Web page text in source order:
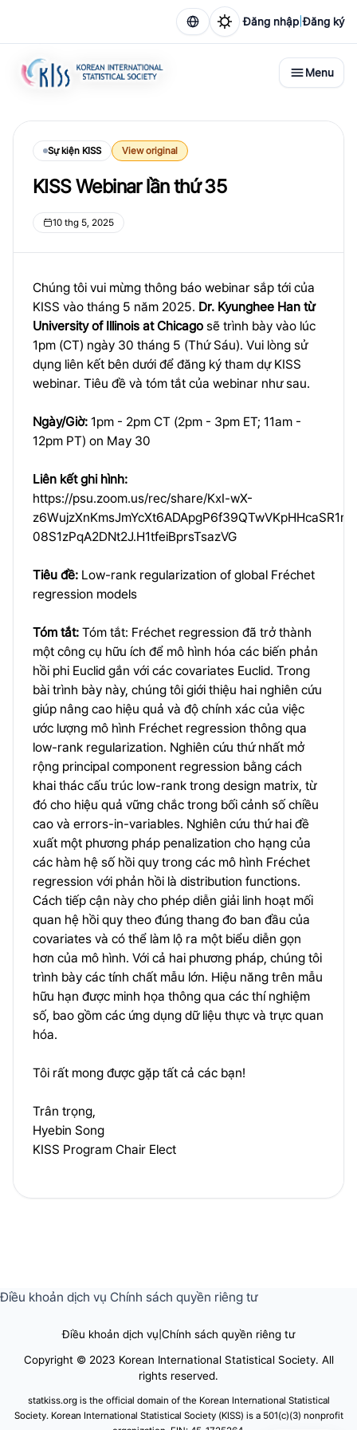
Đăng nhập |Đăng ký
Menu
Sự kiện KISS View original
KISS Webinar lần thứ 35
10 thg 5, 2025
Chúng tôi vui mừng thông báo webinar sắp tới của
KISS vào tháng 5 năm 2025. Dr. Kyunghee Han từ
University of Illinois at Chicago sẽ trình bày vào lúc
1pm (CT) ngày 30 tháng 5 (Thứ Sáu). Vui lòng sử
dụng liên kết bên dưới để đăng ký tham dự KISS
webinar. Tiêu đề và tóm tắt của webinar như sau.
Ngày/Giờ: 1pm - 2pm CT (2pm - 3pm ET; 11am -
12pm PT) on May 30
Liên kết ghi hình:
https://psu.zoom.us/rec/share/KxI-wX-
z6WujzXnKmsJmYcXt6ADApgP6f39QTwVKpHHcaSR1m-
08S1zPqA2DNt2J.H1tfeiBprsTsazVG
Tiêu đề: Low-rank regularization of global Fréchet
regression models
Tóm tắt: Tóm tắt: Fréchet regression đã trở thành
một công cụ hữu ích để mô hình hóa các biến phản
hồi phi Euclid gắn với các covariates Euclid. Trong
bài trình bày này, chúng tôi giới thiệu hai nghiên cứu
giúp nâng cao hiệu quả và độ chính xác của việc
ước lượng mô hình Fréchet regression thông qua
low-rank regularization. Nghiên cứu thứ nhất mở
rộng principal component regression bằng cách
khai thác cấu trúc low-rank trong design matrix, từ
đó cho hiệu quả vững chắc trong bối cảnh số chiều
cao và errors-in-variables. Nghiên cứu thứ hai đề
xuất một phương pháp penalization cho hạng của
các hàm hệ số hồi quy trong các mô hình Fréchet
regression với phản hồi là distribution functions.
Cách tiếp cận này cho phép diễn giải linh hoạt mối
quan hệ hồi quy theo đúng thang đo ban đầu của
covariates và có thể làm lộ ra một biểu diễn gọn
hơn của mô hình. Với cả hai phương pháp, chúng tôi
trình bày các tính chất mẫu lớn. Hiệu năng trên mẫu
hữu hạn được minh họa thông qua các thí nghiệm
số, bao gồm các ứng dụng dữ liệu thực và trực quan
hóa.
Tôi rất mong được gặp tất cả các bạn!
Trân trọng,
Hyebin Song
KISS Program Chair Elect
Điều khoản dịch vụ Chính sách quyền riêng tư
Điều khoản dịch vụ Chính sách quyền riêng tư
Copyright © 2023 Korean International Statistical Society. All
rights reserved.
statkiss.org is the official domain of the Korean International Statistical
Society. Korean International Statistical Society (KISS) is a 501(c)(3) nonprofit